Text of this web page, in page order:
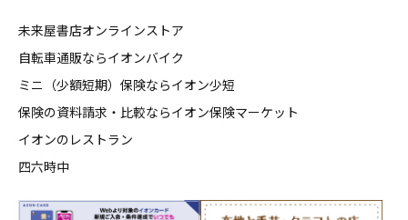
未来屋書店オンラインストア
自転車通販ならイオンバイク
ミニ（少額短期）保険ならイオン少短
保険の資料請求・比較ならイオン保険マーケット
イオンのレストラン
四六時中